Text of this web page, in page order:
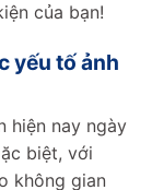
của bạn!
yếu tố ảnh
hiện nay ngày
biệt, với
không gian